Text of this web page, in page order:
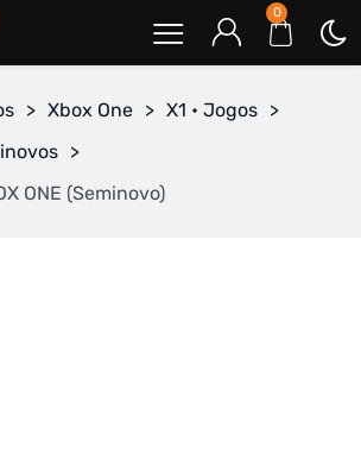
0
> Xbox One > X1 • Jogos >
>
ONE (Seminovo)